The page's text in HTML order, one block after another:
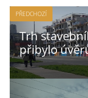
PŘEDCHOZÍ
Trh
přibylo